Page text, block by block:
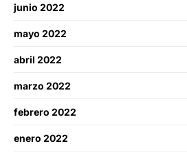
junio 2022
mayo 2022
abril 2022
marzo 2022
febrero 2022
enero 2022